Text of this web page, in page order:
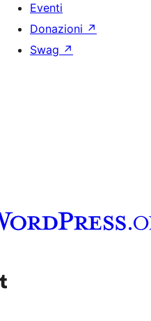
Eventi
Donazioni ↗
Swag ↗
canale YouTube
Visita il nostro account Tumblr